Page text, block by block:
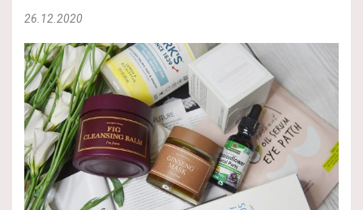
26.12.2020